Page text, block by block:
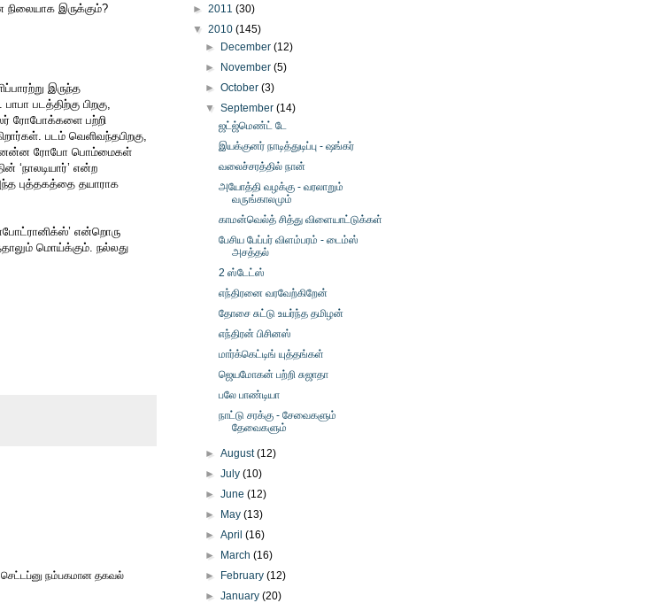
நிலையாக இருக்கும்?
இருந்த
படத்திற்கு பிறகு,
ரோபோக்களை பற்றி
படம் வெளிவந்தபிறகு,
ரோபோ பொம்மைகள்
‘நாலடியார்’ என்ற
புத்தகத்தை தயாராக
என்றொரு
மொய்க்கும். நல்லது
செட்டப்னு நம்பகமான தகவல்
► 2011 (30)
▼ 2010 (145)
►
December(12)
►
November(5)
►October(3)
▼September(14)
ஜட்ஜ்மெண்ட் டே
இயக்குனர் நாடித்துடிப்பு - ஷங்கர்
வலைச்சரத்தில் நான்
அயோத்தி வழக்கு - வரலாறும்
வருங்காலமும்
காமன்வெல்த் சித்து விளையாட்டுக்கள்
பேசிய பேப்பர் விளம்பரம் - டைம்ஸ்
அசத்தல்
2 ஸ்டேட்ஸ்
எந்திரனை வரவேற்கிறேன்
தோசை சுட்டு உயர்ந்த தமிழன்
எந்திரன் பிசினஸ்
மார்க்கெட்டிங் யுத்தங்கள்
ஜெயமோகன் பற்றி சுஜாதா
பலே பாண்டியா
நாட்டு சரக்கு - சேவைகளும்
தேவைகளும்
►August(12)
►July(10)
►June(12)
►
May(13)
►April(16)
►
March(16)
►
February(12)
►January(20)